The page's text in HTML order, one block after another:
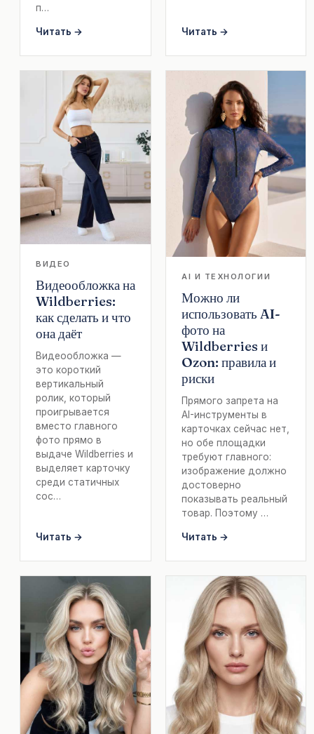
п…
Читать → Читать →
ВИДЕО
Видеообложка на
Wildberries:
как сделать и что
она даёт
Видеообложка —
это короткий
вертикальный
ролик, который
проигрывается
вместо главного
фото прямо в
выдаче Wildberries и
выделяет карточку
среди статичных
сос…
Читать →
AI И ТЕХНОЛОГИИ
Можно ли
использовать AI-
фото на
Wildberries и
Ozon: правила и
риски
Прямого запрета на
AI-инструменты в
карточках сейчас нет,
но обе площадки
требуют главного:
изображение должно
достоверно
показывать реальный
товар. Поэтому …
Читать →